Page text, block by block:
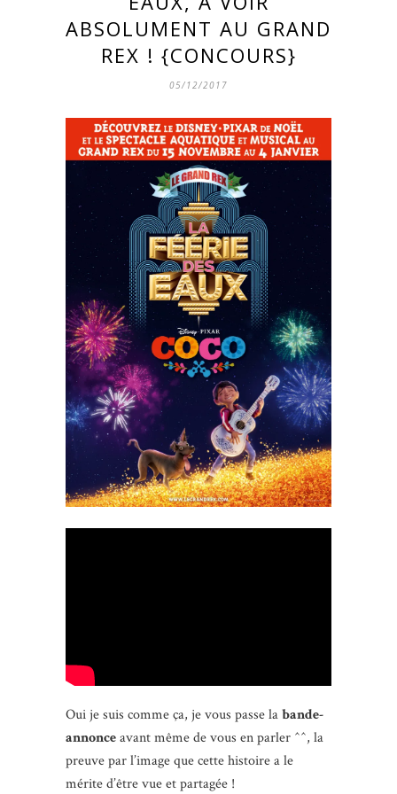
ABSOLUMENT AU GRAND
REX ! {CONCOURS}
05/12/2017
Oui je suis comme ça, je vous passe labande-
annonceavant même de vous en parler ^^, la
preuve par l’image que cette histoire a le
mérite d’être vue et partagée !